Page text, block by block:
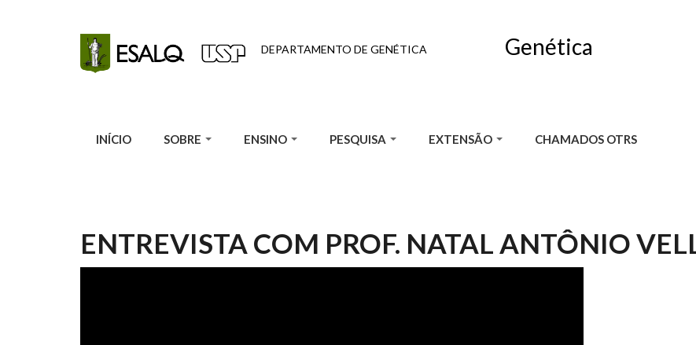
DEPARTAMENTO DE GENÉTICA Genética
INÍCIO SOBRE ENSINO PESQUISA EXTENSÃO CHAMADOS OTRS
ENTREVISTA COM PROF. NATAL ANTÔNIO